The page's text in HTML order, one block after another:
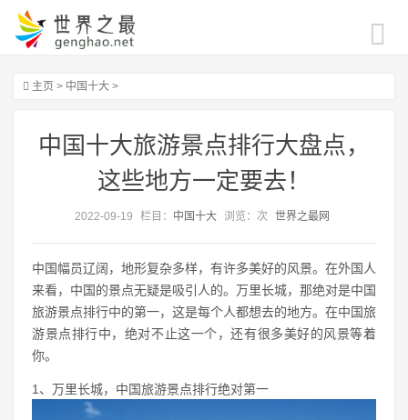
主页 > 中国十大 >
中国十大旅游景点排行大盘点，
这些地方一定要去！
2022-09-19 栏目： 中国十大 浏览： 次 世界之最网
中国幅员辽阔，地形复杂多样，有许多美好的风景。在外国人
来看，中国的景点无疑是吸引人的。万里长城，那绝对是中国
旅游景点排行中的第一，这是每个人都想去的地方。在中国旅
游景点排行中，绝对不止这一个，还有很多美好的风景等着
你。
1、万里长城，中国旅游景点排行绝对第一